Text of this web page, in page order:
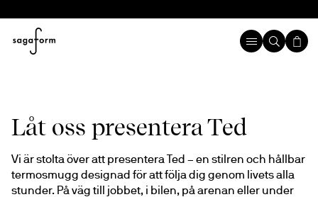
Låt oss presentera Ted
Vi är stolta över att presentera Ted – en stilren och hållbar
termosmugg designad för att följa dig genom livets alla
stunder. På väg till jobbet, i bilen, på arenan eller under